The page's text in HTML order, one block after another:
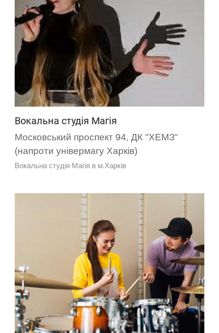
Вокальна студія Магія
Московський проспект 94, ДК "ХЕМЗ"
(напроти універмагу Харків)
Вокальна студія Магія в м.Харків